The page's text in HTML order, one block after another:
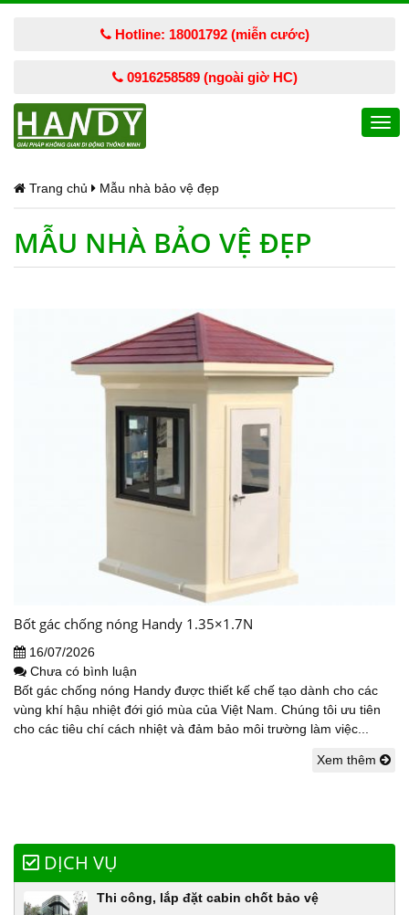
Hotline: 18001792 (miễn cước)
0916258589 (ngoài giờ HC)
Trang chủ Mẫu nhà bảo vệ đẹp
MẪU NHÀ BẢO VỆ ĐẸP
Bốt gác chống nóng Handy 1.35×1.7N
16/07/2026
Chưa có bình luận
Bốt gác chống nóng Handy được thiết kế chế tạo dành cho các
vùng khí hậu nhiệt đới gió mùa của Việt Nam. Chúng tôi ưu tiên
cho các tiêu chí cách nhiệt và đảm bảo môi trường làm việc...
Xem thêm
DỊCH VỤ
Thi công, lắp đặt cabin chốt bảo vệ